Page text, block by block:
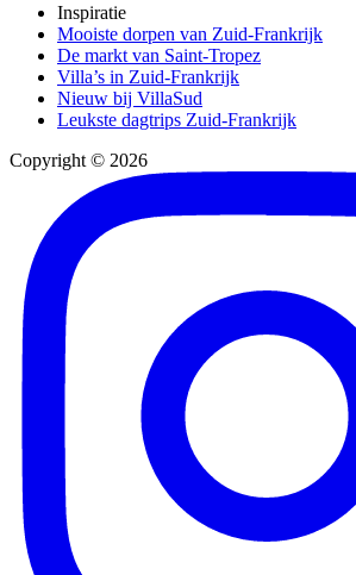
Inspiratie
Mooiste dorpen van Zuid-Frankrijk
De markt van Saint-Tropez
Villa’s in Zuid-Frankrijk
Nieuw bij VillaSud
Leukste dagtrips Zuid-Frankrijk
Copyright © 2026